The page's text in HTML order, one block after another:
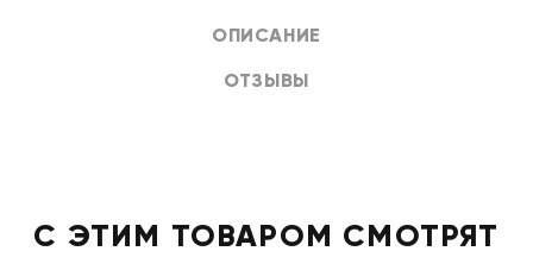
ОПИСАНИЕ
ОТЗЫВЫ
С ЭТИМ ТОВАРОМ СМОТРЯТ